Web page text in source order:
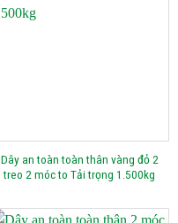
Dây an toàn toàn thân vàng đỏ 2
treo 2 móc to Tải trọng 1.500kg